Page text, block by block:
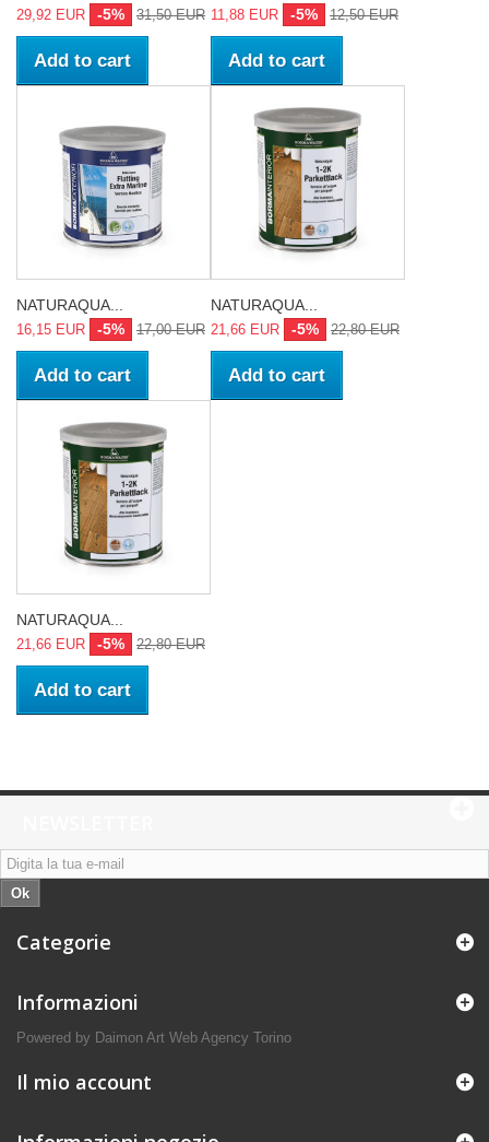
29,92 EUR -5% 31,50 EUR
Add to cart
11,88 EUR -5% 12,50 EUR
Add to cart
NATURAQUA...
16,15 EUR -5% 17,00 EUR
Add to cart
NATURAQUA...
21,66 EUR -5% 22,80 EUR
Add to cart
NATURAQUA...
21,66 EUR -5% 22,80 EUR
Add to cart
Ok
Categorie
Informazioni
Powered by Daimon Art Web Agency Torino
Il mio account